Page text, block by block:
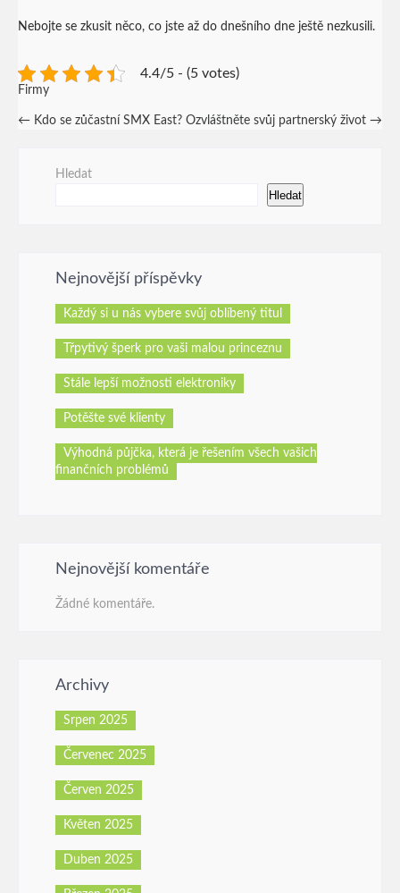
Nebojte se zkusit něco, co jste až do dnešního dne ještě nezkusili.
4.4/5 - (5 votes)
Firmy
Post
← Kdo se zůčastní SMX East? Ozvláštněte svůj partnerský život →
Hledat
Hledat
Nejnovější příspěvky
Každý si u nás vybere svůj oblíbený titul
Třpytivý šperk pro vaši malou princeznu
Stále lepší možnosti elektroniky
Potěšte své klienty
Výhodná půjčka, která je řešením všech vašich
finančních problémů
Nejnovější komentáře
Žádné komentáře.
Archivy
Srpen 2025
Červenec 2025
Červen 2025
Květen 2025
Duben 2025